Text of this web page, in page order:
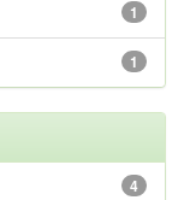
1
1
4